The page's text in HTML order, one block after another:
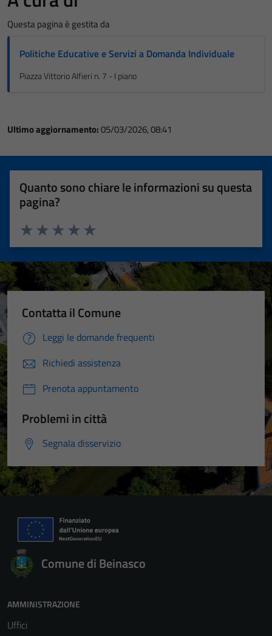
Questa pagina è gestita da
Politiche Educative e Servizi a Domanda Individuale
Piazza Vittorio Alfieri n. 7 - I piano
Ultimo aggiornamento:05/03/2026, 08:41
Quanto sono chiare le informazioni su questa
pagina?
Valuta 5 stelle su 5
Valuta 4 stelle su 5
Valuta 3 stelle su 5
Valuta 2 stelle su 5
Valuta 1 stelle su 5
Contatta il Comune
Leggi le domande frequenti
Richiedi assistenza
Prenota appuntamento
Problemi in città
Segnala disservizio
Comune di Beinasco
AMMINISTRAZIONE
Uffici